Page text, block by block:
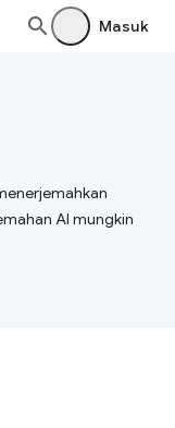
Masuk
AI mungkin